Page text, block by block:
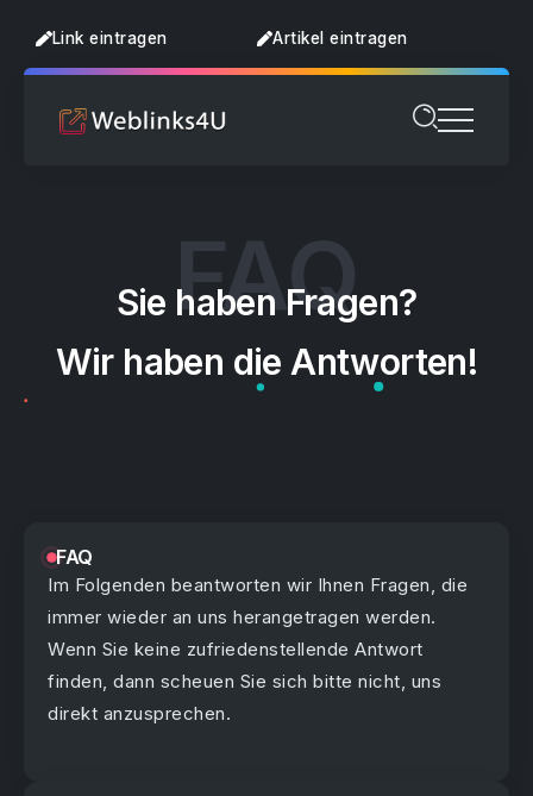
Link eintragen Artikel eintragen
Sie haben Fragen?
Wir haben die Antworten!
FAQ
Im Folgenden beantworten wir Ihnen Fragen, die
immer wieder an uns herangetragen werden.
Wenn Sie keine zufriedenstellende Antwort
finden, dann scheuen Sie sich bitte nicht, uns
direkt anzusprechen.